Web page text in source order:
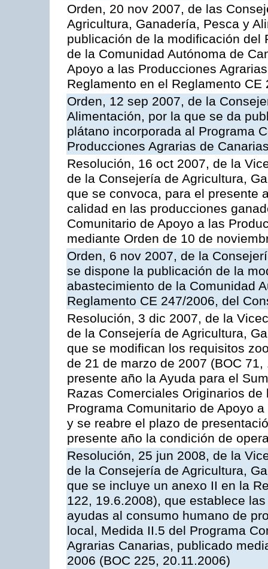
Orden, 20 nov 2007, de las
Agricultura, Ganadería, Pesca y
publicación de la modificación del
de la Comunidad Autónoma de
Apoyo a las Producciones
Reglamento en el Reglamento
Orden, 12 sep 2007, de la
Alimentación, por la que se da
plátano incorporada al Programa
Producciones Agrarias de
Resolución, 16 oct 2007, de la
de la Consejería de Agricultura,
que se convoca, para el presente
calidad en las producciones
Comunitario de Apoyo a las
mediante Orden de 10 de
Orden, 6 nov 2007, de la
se dispone la publicación de la
abastecimiento de la Comunidad
Reglamento CE 247/2006, del
Resolución, 3 dic 2007, de la
de la Consejería de Agricultura,
que se modifican los requisitos
de 21 de marzo de 2007 (BOC
presente año la Ayuda para el
Razas Comerciales Originarios
Programa Comunitario de Apoyo
y se reabre el plazo de
presente año la condición de
Resolución, 25 jun 2008, de la
de la Consejería de Agricultura,
que se incluye un anexo II en la
122, 19.6.2008), que establece
ayudas al consumo humano de
local, Medida II.5 del Programa
Agrarias Canarias, publicado
2006 (BOC 225, 20.11.2006)